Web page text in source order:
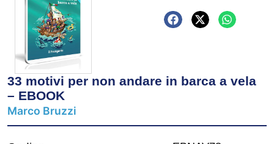
33 motivi per non andare in barca a vela
– EBOOK
Marco Bruzzi